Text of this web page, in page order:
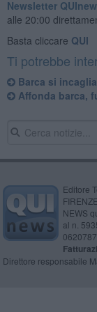
Newsletter
alle 20:00
Basta cliccare QUI
Ti potrebbe
Barca si
Affonda barca,
Editore
NEWS
al n.
Direttore responsabile